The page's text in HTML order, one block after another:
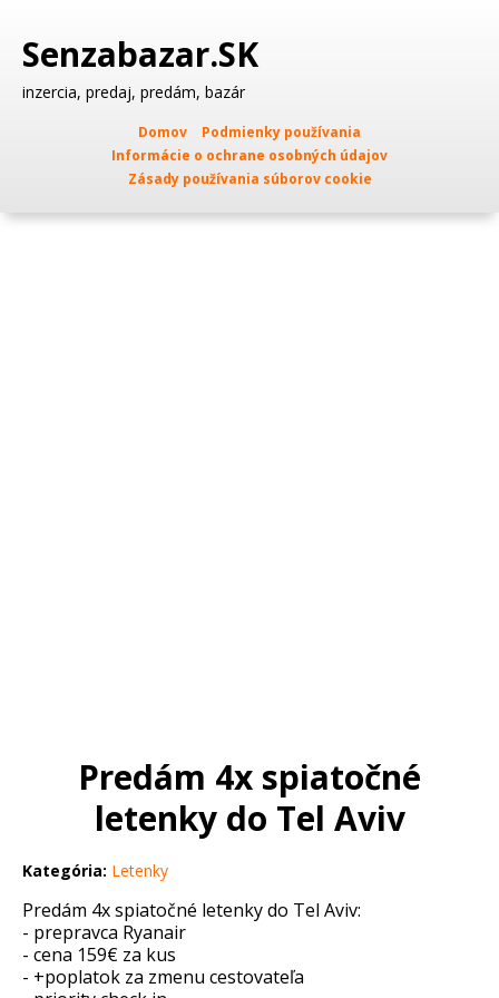
Senzabazar.SK
inzercia, predaj, predám, bazár
Domov
Podmienky používania
Informácie o ochrane osobných údajov
Zásady používania súborov cookie
Predám 4x spiatočné
letenky do Tel Aviv
Kategória: Letenky
Predám 4x spiatočné letenky do Tel Aviv:
- prepravca Ryanair
- cena 159€ za kus
- +poplatok za zmenu cestovateľa